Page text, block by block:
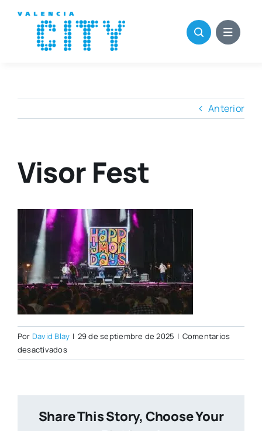
contenido
Anterior
Visor Fest
Por David Blay | 29 de septiembre de 2025 | Comentarios
desactivadosen
Visor
Share This Story, Choose Your